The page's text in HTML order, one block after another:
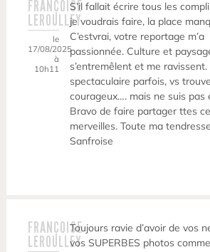
FRANÇOISE
LEROULLEY
le
17/08/2025
à
10h11
S’il fallait écrire tous les
je voudrais faire, la place
C’estvrai, votre reportage m’a
passionnée. Culture et
s’entremêlent et me ravissent.
spectaculaire parfois, vs
courageux…. mais ne suis pas
Bravo de faire partager ttes
merveilles. Toute ma
Sanfroise
FRANÇOISE
LEROULLEY
Toujours ravie d’avoir de vos
vos SUPERBES photos